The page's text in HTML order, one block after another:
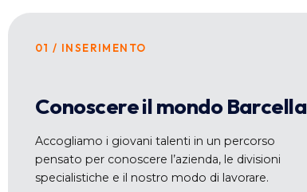
01 / INSERIMENTO
Conoscere il mondo Barcella
Accogliamo i giovani talenti in un percorso
pensato per conoscere l’azienda, le divisioni
specialistiche e il nostro modo di lavorare.